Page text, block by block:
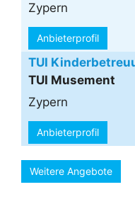
Zypern
Anbieterprofil
TUI
TUI Musement
Zypern
Anbieterprofil
Weitere Angebote